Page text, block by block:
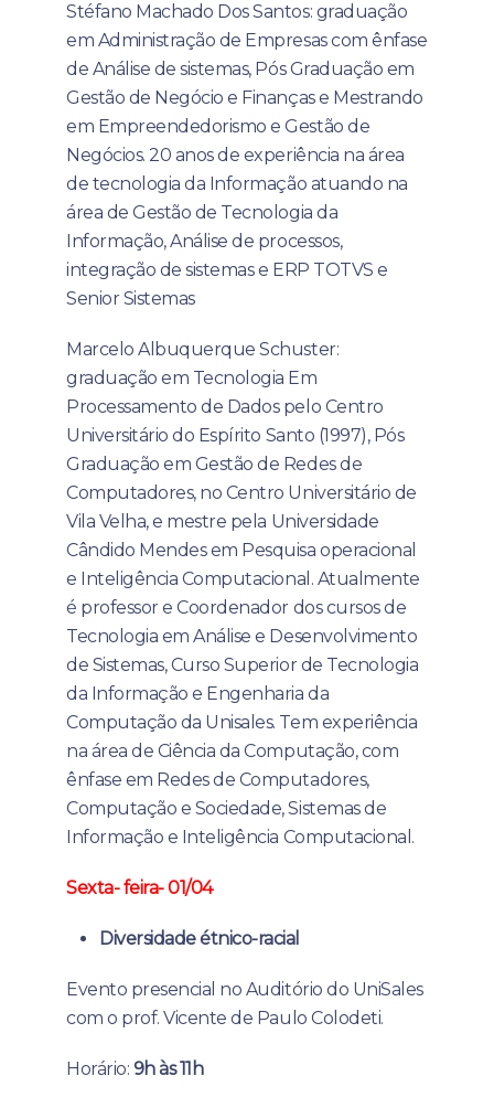
Stéfano Machado Dos Santos: graduação
em Administração de Empresas com ênfase
de Análise de sistemas, Pós Graduação em
Gestão de Negócio e Finanças e Mestrando
em Empreendedorismo e Gestão de
Negócios. 20 anos de experiência na área
de tecnologia da Informação atuando na
área de Gestão de Tecnologia da
Informação, Análise de processos,
integração de sistemas e ERP TOTVS e
Senior Sistemas
Marcelo Albuquerque Schuster:
graduação em Tecnologia Em
Processamento de Dados pelo Centro
Universitário do Espírito Santo (1997), Pós
Graduação em Gestão de Redes de
Computadores, no Centro Universitário de
Vila Velha, e mestre pela Universidade
Cândido Mendes em Pesquisa operacional
e Inteligência Computacional. Atualmente
é professor e Coordenador dos cursos de
Tecnologia em Análise e Desenvolvimento
de Sistemas, Curso Superior de Tecnologia
da Informação e Engenharia da
Computação da Unisales. Tem experiência
na área de Ciência da Computação, com
ênfase em Redes de Computadores,
Computação e Sociedade, Sistemas de
Informação e Inteligência Computacional.
Sexta- feira- 01/04
Diversidade étnico-racial
Evento presencial no Auditório do UniSales
com o prof. Vicente de Paulo Colodeti.
Horário: 9h às 11h